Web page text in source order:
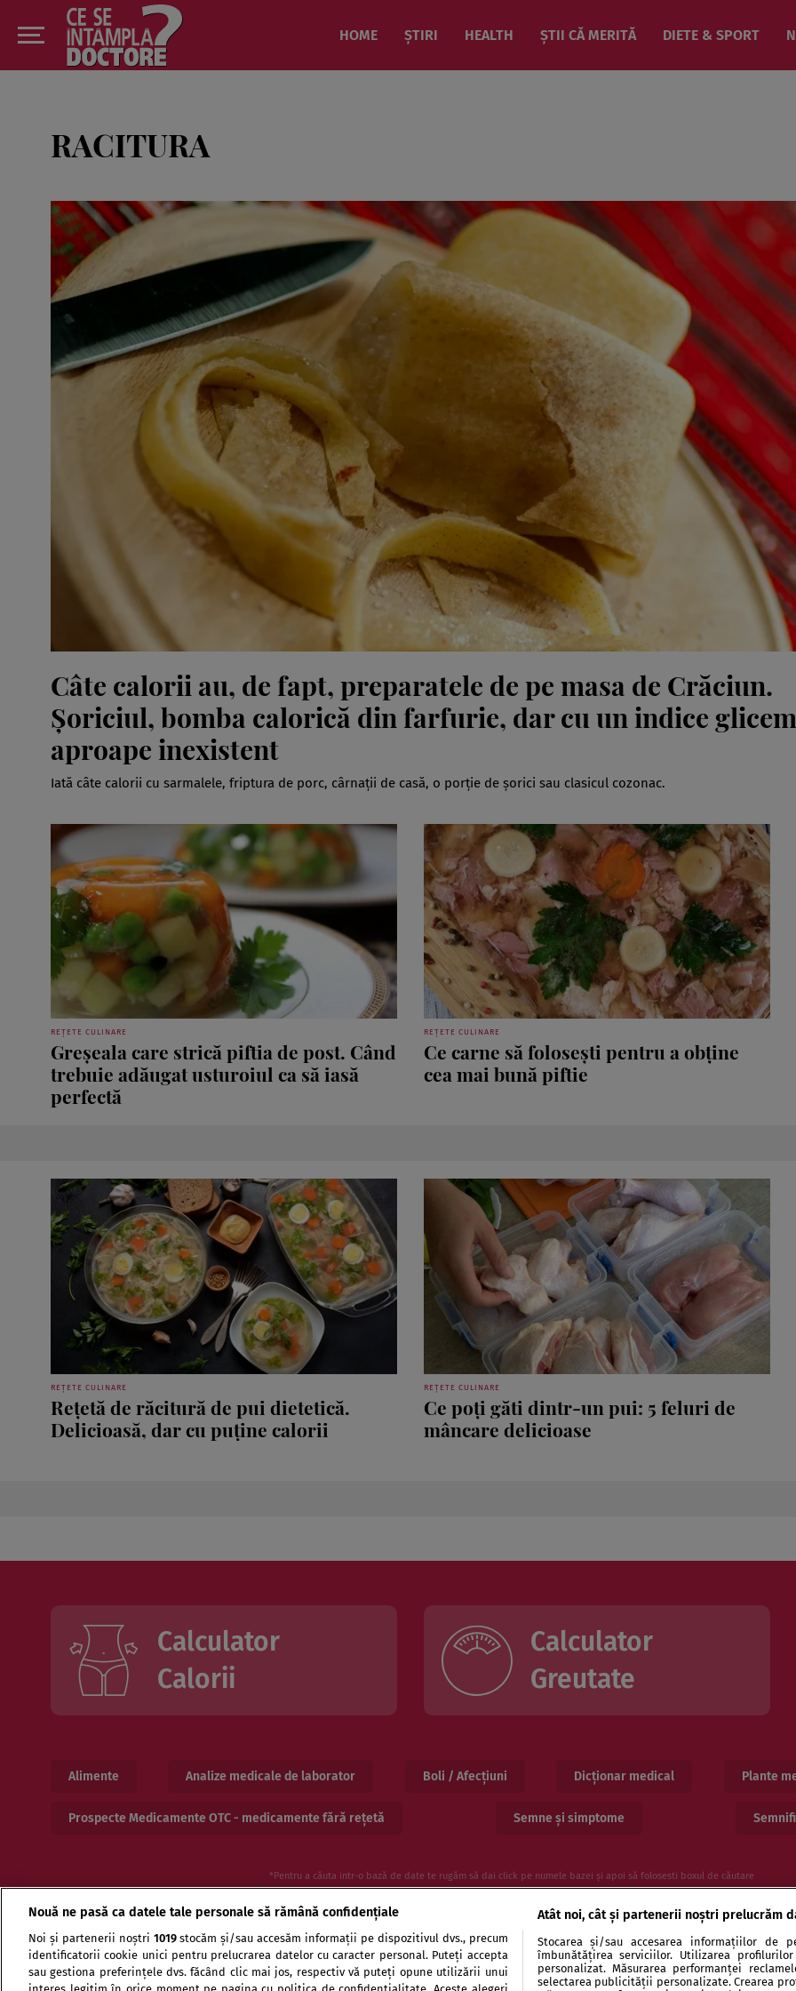
HOME ȘTIRI HEALTH ȘTII CĂ MERITĂ DIETE & SPORT
RACITURA
Câte calorii au, de fapt, preparatele de pe masa de Crăciun.
Șoriciul, bomba calorică din farfurie, dar cu un indice
aproape inexistent
Iată câte calorii cu sarmalele, friptura de porc, cârnații de casă, o porție de șorici sau clasicul cozonac.
REȚETE CULINARE
Greșeala care strică piftia de post. Când
trebuie adăugat usturoiul ca să iasă
perfectă
REȚETE CULINARE
Ce carne să folosești pentru a obține
cea mai bună piftie
REȚETE CULINARE
Rețetă de răcitură de pui dietetică.
Delicioasă, dar cu puține calorii
REȚETE CULINARE
Ce poți găti dintr-un pui: 5 feluri de
mâncare delicioase
Calculator
Calorii
Calculator
Greutate
Alimente Analize medicale de laborator Boli / Afecțiuni Dicționar medical Plante
Prospecte Medicamente OTC - medicamente fără rețetă Semne și simptome
*Pentru a căuta intr-o bază de date te rugăm să dai click pe numele bazei și apoi să folosesti boxul de căutare
Nouă ne pasă ca datele tale personale să rămână confidențiale
Noi și partenerii noștri 1019stocăm și/sau accesăm informații pe dispozitivul dvs., precum
identificatorii cookie unici pentru prelucrarea datelor cu caracter personal. Puteți accepta
sau gestiona preferințele dvs. făcând clic mai jos, respectiv vă puteți opune utilizării unui
Atât noi, cât și partenerii noștri prelucrăm
Stocarea și/sau accesarea informațiilor de
îmbunătățirea serviciilor. Utilizarea
personalizat. Măsurarea performanței
selectarea publicității personalizate. Crearea